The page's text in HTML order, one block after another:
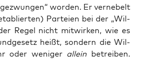
wor­den. Er ver­ne­belt
Par­tei­en bei der „Wil­
Regel nicht mit­wir­ken, wie es
heißt, son­dern die Wil­
oder weni­ger allein betrei­ben.